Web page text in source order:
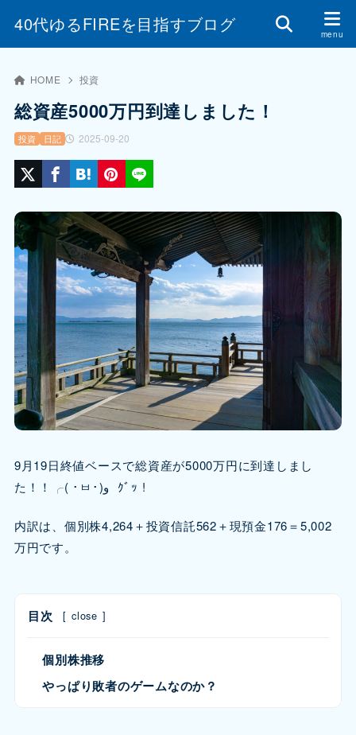
40代ゆるFIREを目指すブログ
HOME 投資
総資産5000万円到達しました！
2025-09-20
投資 日記
9月19日終値ベースで総資産が5000万円に到達しまし
た！！╭( ･ㅂ･)و ｸﾞｯ !
内訳は、個別株4,264＋投資信託562＋現預金176＝5,002
万円です。
目次 [ close ]
個別株推移
やっぱり敗者のゲームなのか？